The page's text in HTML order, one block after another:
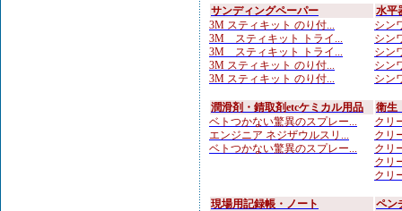
サンディングペーパー
3M スティキット のり付...
3M スティキット トライ...
3M スティキット トライ...
3M スティキット のり付...
3M スティキット のり付...
水平
シン
シン
シン
シン
シン
潤滑剤・錆取剤etcケミカル用品
ベトつかない驚異のスプレー...
エンジニア ネジザウルスリ...
ベトつかない驚異のスプレー...
衛生
クリ
クリ
クリ
クリ
クリ
現場用記録帳・ノート
ペン